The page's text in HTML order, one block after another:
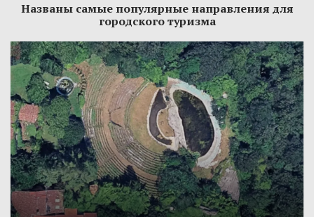
Названы самые популярные направления для
городского туризма